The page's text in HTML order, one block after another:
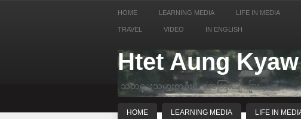
HOME LEARNING MEDIA LIFE IN MEDIA
TRAVEL VIDEO IN ENGLISH
Htet Aung Kyaw
သတင္းသမားတဦးရဲ့ အေတြးအျမင္မ်ား
HOME LEARNING MEDIA LIFE IN